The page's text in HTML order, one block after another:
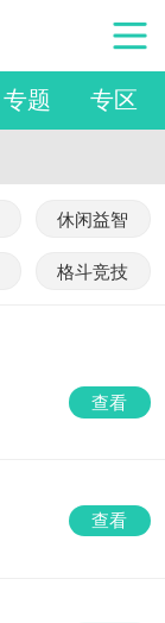
专题 专区
休闲益智
格斗竞技
查看
查看